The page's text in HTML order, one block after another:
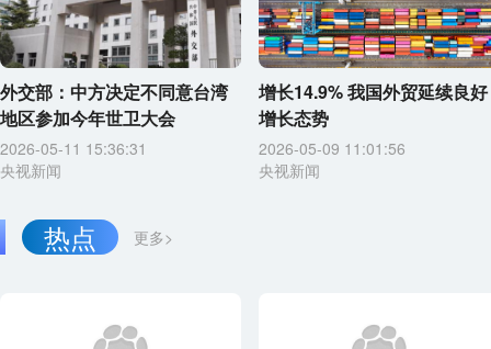
外交部：中方决定不同意台湾
地区参加今年世卫大会
2026-05-11 15:36:31
央视新闻
增长14.9% 我国外贸延续良好
增长态势
2026-05-09 11:01:56
央视新闻
更多>
热点